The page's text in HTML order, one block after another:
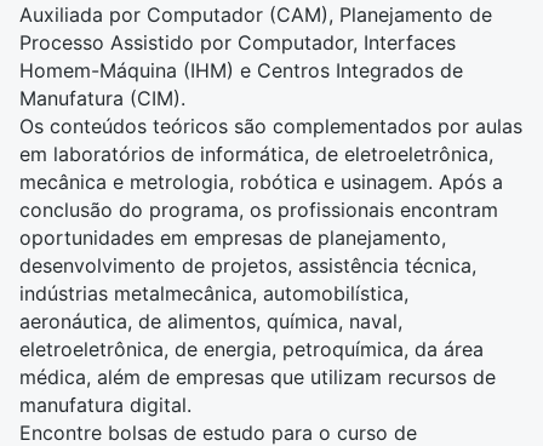
Auxiliada por Computador (CAM), Planejamento de
Processo Assistido por Computador, Interfaces
Homem-Máquina (IHM) e Centros Integrados de
Manufatura (CIM).
Os conteúdos teóricos são complementados por aulas
em laboratórios de informática, de eletroeletrônica,
mecânica e metrologia, robótica e usinagem. Após a
conclusão do programa, os profissionais encontram
oportunidades em empresas de planejamento,
desenvolvimento de projetos, assistência técnica,
indústrias metalmecânica, automobilística,
aeronáutica, de alimentos, química, naval,
eletroeletrônica, de energia, petroquímica, da área
médica, além de empresas que utilizam recursos de
manufatura digital.
Encontre bolsas de estudo para o curso de